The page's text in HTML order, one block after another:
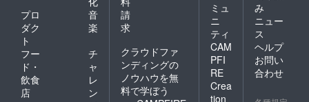
プロ
ダク
ト
音
楽
フー
ド・
飲食
店
チ
ャ
レ
ン
請
求
クラウドファ
ンディングの
ノウハウを無
料で学ぼう
ミュ
ニ
ティ
CAM
PFI
RE
Crea
tion
み
ニュー
ス
ヘルプ
お問い
合わせ